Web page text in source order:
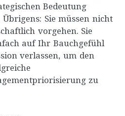
Bedeutung
Sie müssen nicht
vorgehen. Sie
auf Ihr Bauchgefühl
verlassen, um den
zu